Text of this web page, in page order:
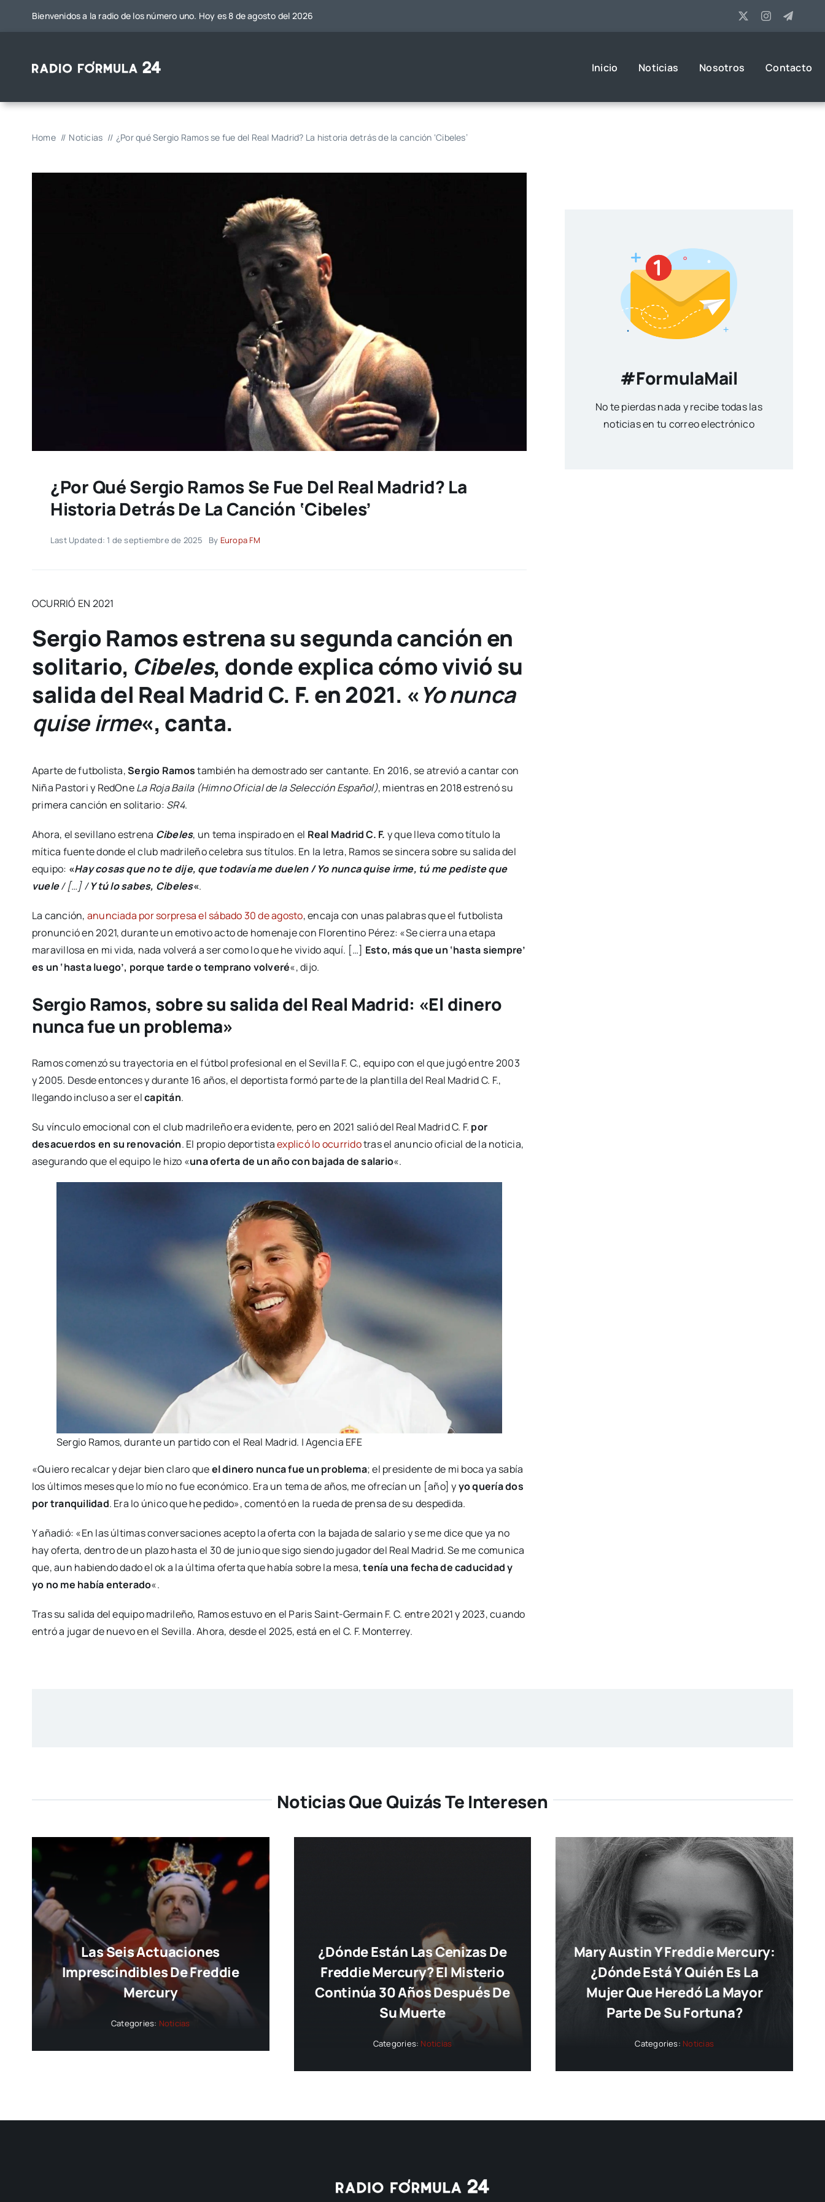
Bienvenidos a la radio de los número uno. Hoy es 8 de agosto del 2026
Inicio Noticias Nosotros Contacto
Home Noticias ¿Por qué Sergio Ramos se fue del Real Madrid? La historia detrás de la canción ‘Cibeles’
¿Por Qué Sergio Ramos Se Fue Del Real Madrid? La
Historia Detrás De La Canción ‘Cibeles’
Last Updated: 1 de septiembre de 2025 By Europa FM
OCURRIÓ EN 2021
Sergio Ramos estrena su segunda canción en
solitario, Cibeles, donde explica cómo vivió su
salida del Real Madrid C. F. en 2021. «Yo nunca
quise irme«, canta.
Aparte de futbolista,Sergio Ramostambién ha demostrado ser cantante. En 2016, se atrevió a cantar con
Niña Pastori y RedOneLa Roja Baila (Himno Oficial de la Selección Español), mientras en 2018 estrenó su
primera canción en solitario: SR4.
Ahora, el sevillano estrena Cibeles, un tema inspirado en el Real Madrid C. F. y que lleva como título la
mítica fuente donde el club madrileño celebra sus títulos. En la letra, Ramos se sincera sobre su salida del
equipo: «Hay cosas que no te dije, que todavía me duelen / Yo nunca quise irme, tú me pediste que
vuele/ […] /Y tú lo sabes, Cibeles«.
La canción, anunciada por sorpresa el sábado 30 de agosto, encaja con unas palabras que el futbolista
pronunció en 2021, durante un emotivo acto de homenaje con Florentino Pérez: «Se cierra una etapa
maravillosa en mi vida, nada volverá a ser como lo que he vivido aquí. […] Esto, más que un ‘hasta siempre’
es un ‘hasta luego’, porque tarde o temprano volveré«, dijo.
Sergio Ramos, sobre su salida del Real Madrid: «El dinero
nunca fue un problema»
Ramos comenzó su trayectoria en el fútbol profesional en el Sevilla F. C., equipo con el que jugó entre 2003
y 2005. Desde entonces y durante 16 años, el deportista formó parte de la plantilla del Real Madrid C. F.,
llegando incluso a ser elcapitán.
Su vínculo emocional con el club madrileño era evidente, pero en 2021 salió del Real Madrid C. F. por
desacuerdos en su renovación. El propio deportistaexplicó lo ocurridotras el anuncio oficial de la noticia,
asegurando que el equipo le hizo «una oferta de un año con bajada de salario«.
Sergio Ramos, durante un partido con el Real Madrid. | Agencia EFE
«Quiero recalcar y dejar bien claro queel dinero nunca fue un problema; el presidente de mi boca ya sabía
los últimos meses que lo mío no fue económico. Era un tema de años, me ofrecían un [año] yyo quería dos
por tranquilidad. Era lo único que he pedido», comentó en la rueda de prensa de su despedida.
Y añadió: «En las últimas conversaciones acepto la oferta con la bajada de salario y se me dice que ya no
hay oferta, dentro de un plazo hasta el 30 de junio que sigo siendo jugador del Real Madrid. Se me comunica
que, aun habiendo dado el ok a la última oferta que había sobre la mesa,tenía una fecha de caducidad y
yo no me había enterado«.
Tras su salida del equipo madrileño, Ramos estuvo en el Paris Saint-Germain F. C. entre 2021 y 2023, cuando
entró a jugar de nuevo en el Sevilla. Ahora, desde el 2025, está en el C. F. Monterrey.
#FormulaMail
No te pierdas nada y recibe todas las
noticias en tu correo electrónico
Noticias Que Quizás Te Interesen
Las Seis Actuaciones
Imprescindibles De Freddie
Mercury
Categories: Noticias
¿Dónde Están Las Cenizas De
Freddie Mercury? El Misterio
Continúa 30 Años Después De
Su Muerte
Categories: Noticias
Mary Austin Y Freddie Mercury:
¿dónde Está Y Quién Es La
Mujer Que Heredó La Mayor
Parte De Su Fortuna?
Categories: Noticias